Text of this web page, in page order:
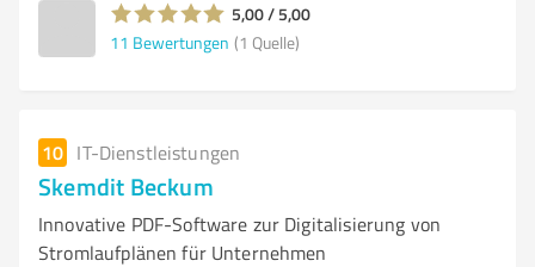
5,00 / 5,00
11 Bewertungen (1 Quelle)
10 IT-Dienstleistungen
Skemdit Beckum
Innovative PDF-Software zur Digitalisierung von
Stromlaufplänen für Unternehmen